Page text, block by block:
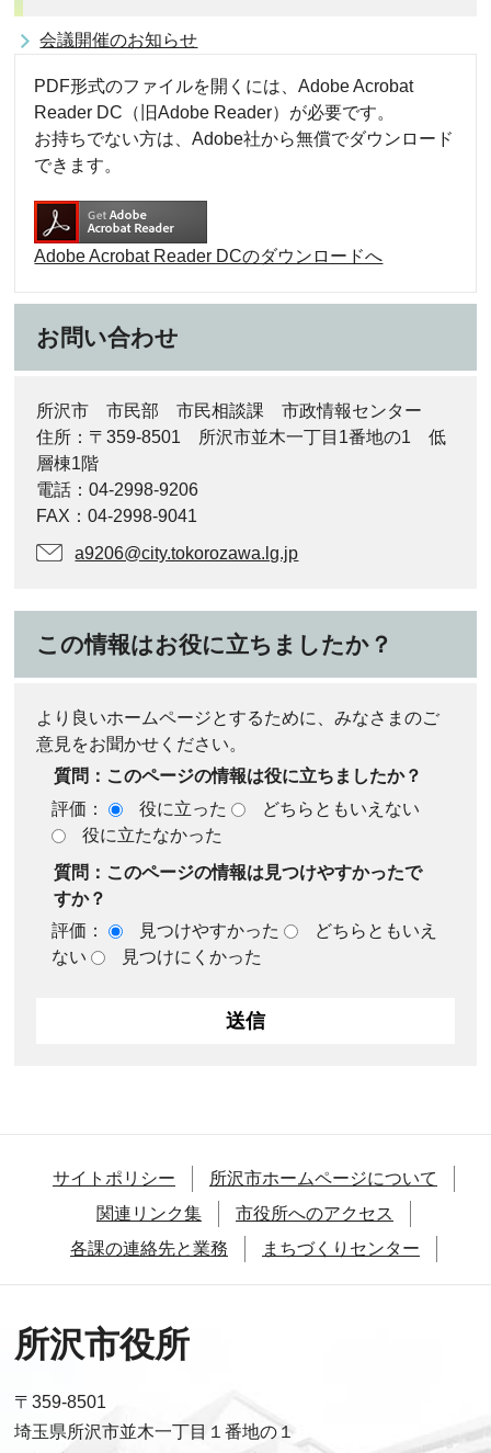
会議開催のお知らせ
PDF形式のファイルを開くには、Adobe Acrobat
Reader DC（旧Adobe Reader）が必要です。
お持ちでない方は、Adobe社から無償でダウンロード
できます。
Adobe Acrobat Reader DCのダウンロードへ
お問い合わせ
所沢市 市民部 市民相談課 市政情報センター
住所：〒359-8501 所沢市並木一丁目1番地の1 低
層棟1階
電話：04-2998-9206
FAX：04-2998-9041
a9206@city.tokorozawa.lg.jp
この情報はお役に立ちましたか？
より良いホームページとするために、みなさまのご
意見をお聞かせください。
質問：このページの情報は役に立ちましたか？
評価：
役に立った
どちらともいえない
役に立たなかった
質問：このページの情報は見つけやすかったで
すか？
評価：
見つけやすかった
どちらともいえ
ない
見つけにくかった
サイトポリシー
所沢市ホームページについて
関連リンク集
市役所へのアクセス
各課の連絡先と業務
まちづくりセンター
所沢市役所
〒359-8501
埼玉県所沢市並木一丁目１番地の１